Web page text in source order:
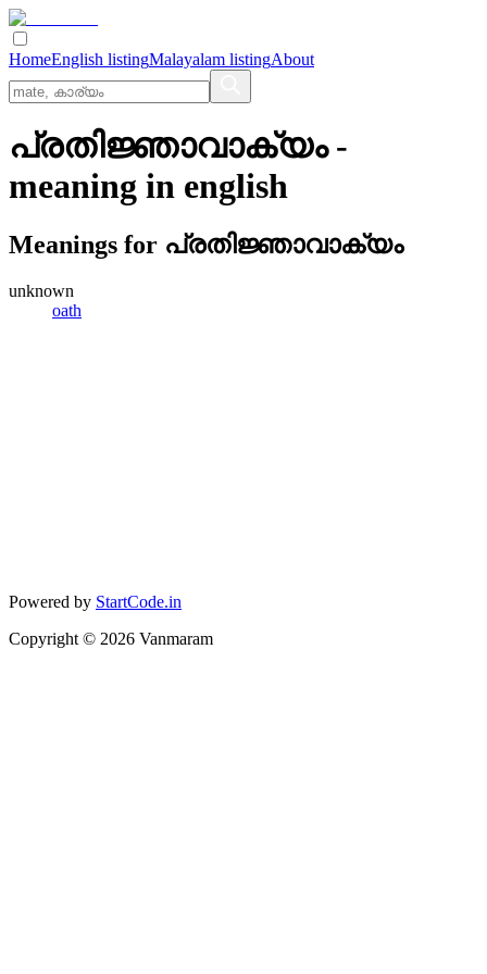
HomeEnglish listingMalayalam listingAbout
പ്രതിജ്ഞാവാക്യം-
meaning in english
Meanings for പ്രതിജ്ഞാവാക്യം
unknown
oath
Powered by StartCode.in
Copyright © 2026 Vanmaram